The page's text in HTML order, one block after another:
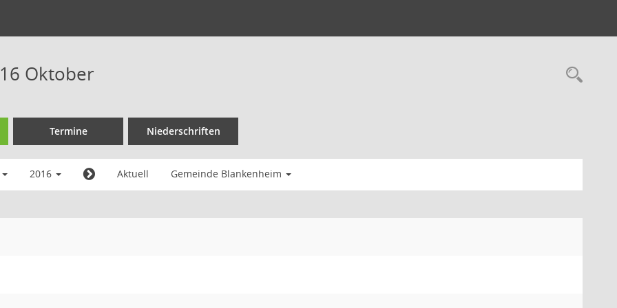
Oktober
Termine Niederschriften
2016 Aktuell Gemeinde Blankenheim